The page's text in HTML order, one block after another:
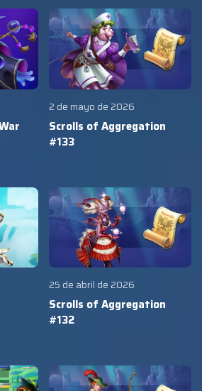
2 de mayo de 2026
Scrolls of Aggregation
#133
25 de abril de 2026
Scrolls of Aggregation
#132